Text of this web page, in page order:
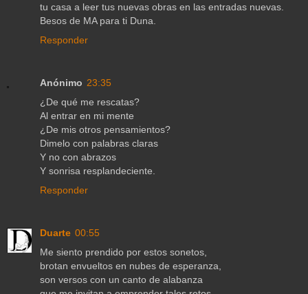
tu casa a leer tus nuevas obras en las entradas nuevas.
Besos de MA para ti Duna.
Responder
Anónimo 23:35
¿De qué me rescatas?
Al entrar en mi mente
¿De mis otros pensamientos?
Dimelo con palabras claras
Y no con abrazos
Y sonrisa resplandeciente.
Responder
Duarte 00:55
Me siento prendido por estos sonetos,
brotan envueltos en nubes de esperanza,
son versos con un canto de alabanza